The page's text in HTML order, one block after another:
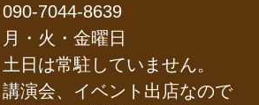
090-7044-8639
月・火・金曜日
土日は常駐していません。
講演会、イベント出店なので